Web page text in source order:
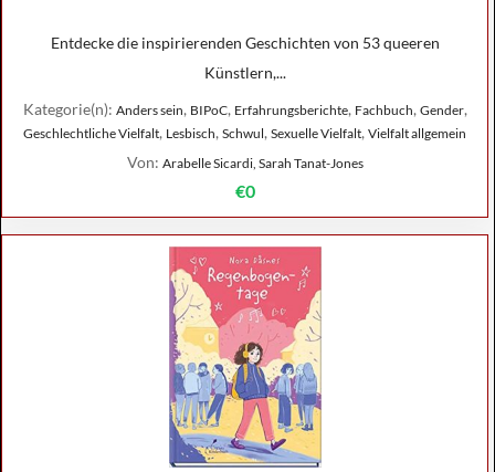
Entdecke die inspirierenden Geschichten von 53 queeren
Künstlern,...
Kategorie(n): Anders sein, BIPoC, Erfahrungsberichte, Fachbuch, Gender,
Geschlechtliche Vielfalt, Lesbisch, Schwul, Sexuelle Vielfalt, Vielfalt allgemein
Von: Arabelle Sicardi, Sarah Tanat-Jones
€0